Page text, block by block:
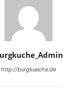
http://burgkueche.de